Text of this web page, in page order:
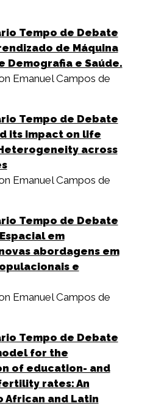
Tempo de Debate
de Máquina
Demografia e Saúde.
Emanuel Campos de
Tempo de Debate
its impact on life
across
Emanuel Campos de
Tempo de Debate
em
abordagens em
e
Emanuel Campos de
Tempo de Debate
for the
of education- and
rates: An
African and Latin